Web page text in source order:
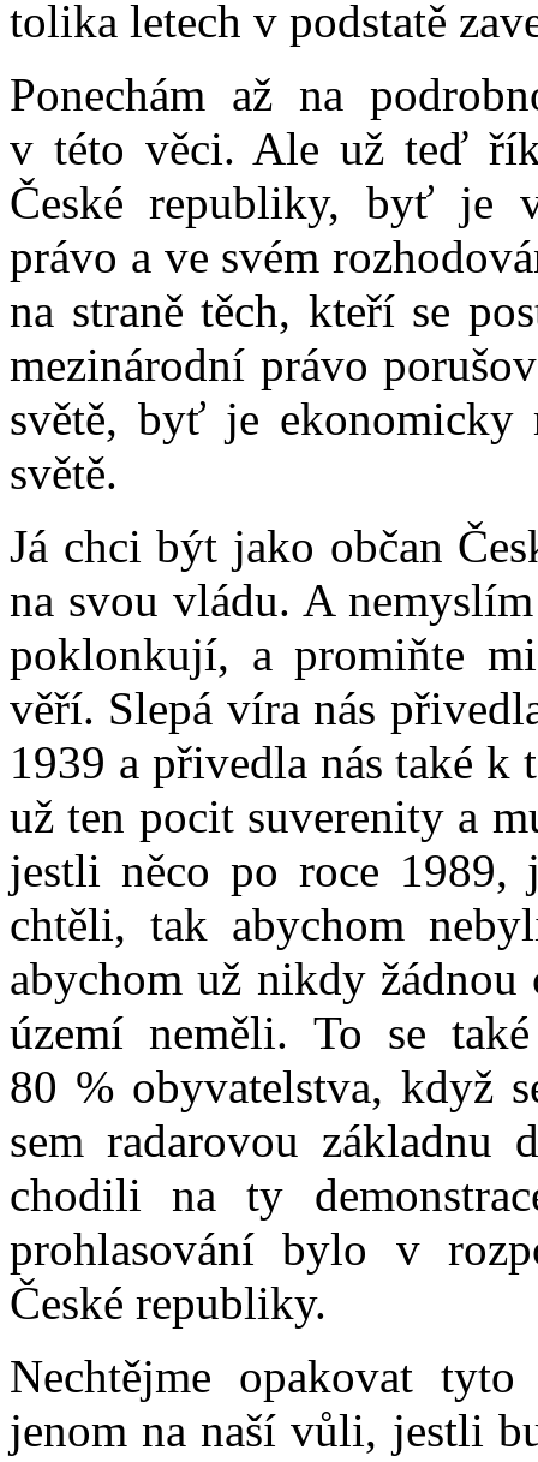
tolika letech v podstatě
Ponechám až na
v této věci. Ale už teď
České republiky, byť je
právo a ve svém
na straně těch, kteří se
mezinárodní právo
světě, byť je ekonomicky
světě.
Já chci být jako občan
na svou vládu. A
poklonkují, a promiňte
věří. Slepá víra nás
1939 a přivedla nás také k
už ten pocit suverenity a
jestli něco po roce 1989,
chtěli, tak abychom
abychom už nikdy
území neměli. To se
80 % obyvatelstva, když
sem radarovou
chodili na ty
prohlasování bylo v
České republiky.
Nechtějme opakovat
jenom na naší vůli, jestli